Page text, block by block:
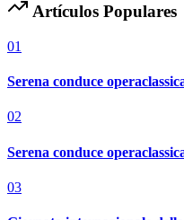
Artículos Populares
01
Serena conduce
02
Serena conduce
03